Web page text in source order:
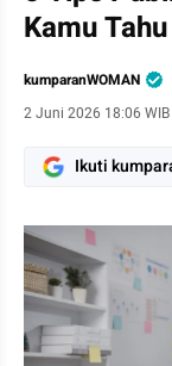
Kamu
kumparanWOMAN
2 Juni 2026 18:06 WIB
Ikuti